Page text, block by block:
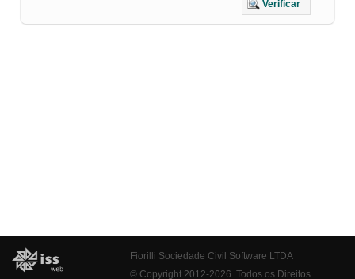
Verificar
Fiorilli Sociedade Civil Software LTDA
© Copyright 2012-2026. Todos os Direitos